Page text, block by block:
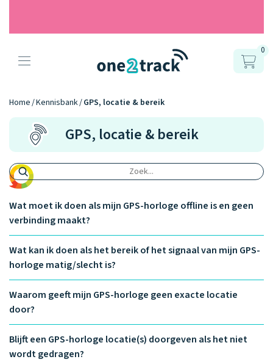
9.2
Producten
Onze gps
horloges
Connect
YOU
Horloges
vergelijken
Tweedekans
horloges
Ontdek alle
horloges
Accessoires
Horlogebandjes
Opladers
Ontdek alle
Personaliseer
Kies je eigen
kleur, naam en
je horloge
helemaal van
jou.
Hoe werkt
het?
Ontdek hoe
het werkt
Zo werken het
en de
one2track-app
Datakosten Care
Blogs
Ons verhaal
Recensies
Werken bij
0
Home Kennisbank GPS, locatie & bereik
GPS, locatie & bereik
Wat moet ik doen als mijn GPS-horloge offline is en geen
verbinding maakt?
Wat kan ik doen als het bereik of het signaal van mijn GPS-
horloge matig/slecht is?
Waarom geeft mijn GPS-horloge geen exacte locatie
door?
Blijft een GPS-horloge locatie(s) doorgeven als het niet
wordt gedragen?